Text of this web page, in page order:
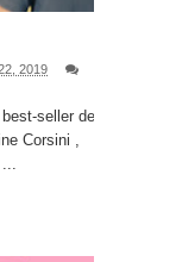
2019
seller de
Corsini ,